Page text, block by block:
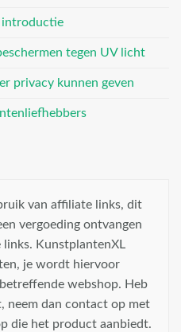
introductie
tegen UV licht
privacy kunnen geven
van affiliate links, dit
vergoeding ontvangen
links. KunstplantenXL
je wordt hiervoor
webshop. Heb
neem dan contact op met
die het product aanbiedt.